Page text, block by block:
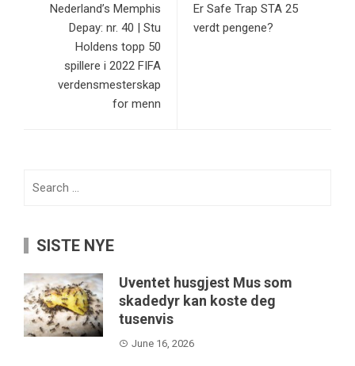
Nederland’s Memphis
Depay: nr. 40 | Stu
Holdens topp 50
spillere i 2022 FIFA
verdensmesterskap
for menn
Er Safe Trap STA 25
verdt pengene?
SISTE NYE
Uventet husgjest Mus som
skadedyr kan koste deg
tusenvis
June 16, 2026